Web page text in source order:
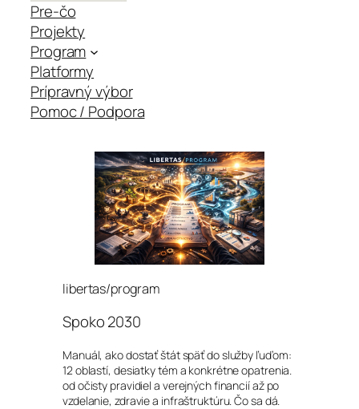
Pre-čo
Projekty
Program
Platformy
Prípravný výbor
Pomoc / Podpora
libertas/program
Spoko 2030
Manuál, ako dostať štát späť do služby ľuďom:
12 oblastí, desiatky tém a konkrétne opatrenia.
od očisty pravidiel a verejných financií až po
vzdelanie, zdravie a infraštruktúru. Čo sa dá.